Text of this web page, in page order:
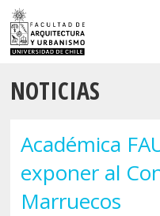
NOTICIAS
Académica
exponer al
Marruecos